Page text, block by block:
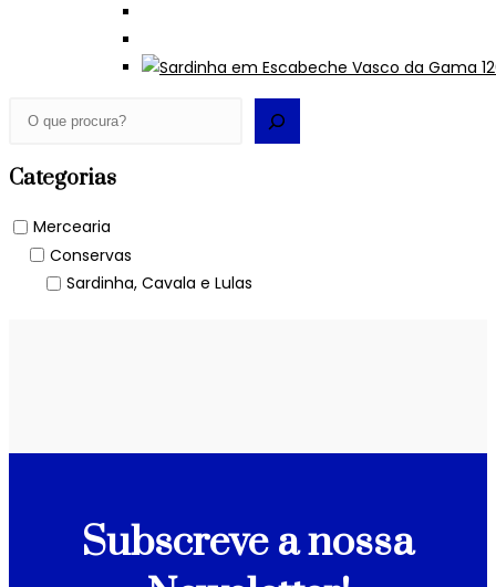
Vasco
da
Pesquisar
Categorias
Mercearia
Conservas
Sardinha, Cavala e Lulas
Subscreve a nossa